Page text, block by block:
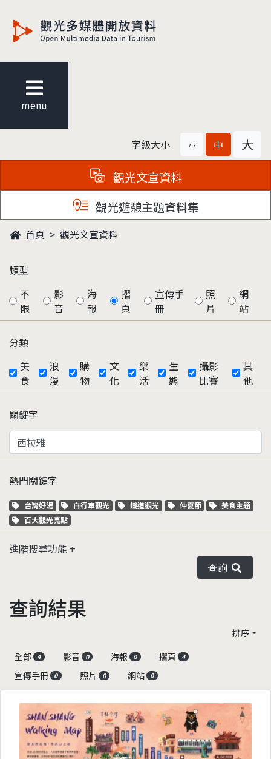
menu
字級大小 小 中 大
觀光文宣資料
觀光遊憩主題資料集
首頁 觀光文宣資料
類型
不
限
影
音
海
報
摺
頁
宣傳手
冊
照
片
網
站
分類
美
食
浪
漫
購
物
文
化
樂
活
生
態
攝影
比賽
其
他
關鍵字
熱門關鍵字
關鍵字標籤
台灣好湯 關鍵字標籤
自行車觀光 關鍵字標籤
鐵道觀光 關鍵字標籤
仲夏節 關鍵字標籤
美食主題
關鍵字標籤
百大觀光亮點
進階搜尋功能
查詢
查詢結果
排序
全部
4 影音 0 海報 0 摺頁 4
宣傳手冊 0 照片 0 網站 0